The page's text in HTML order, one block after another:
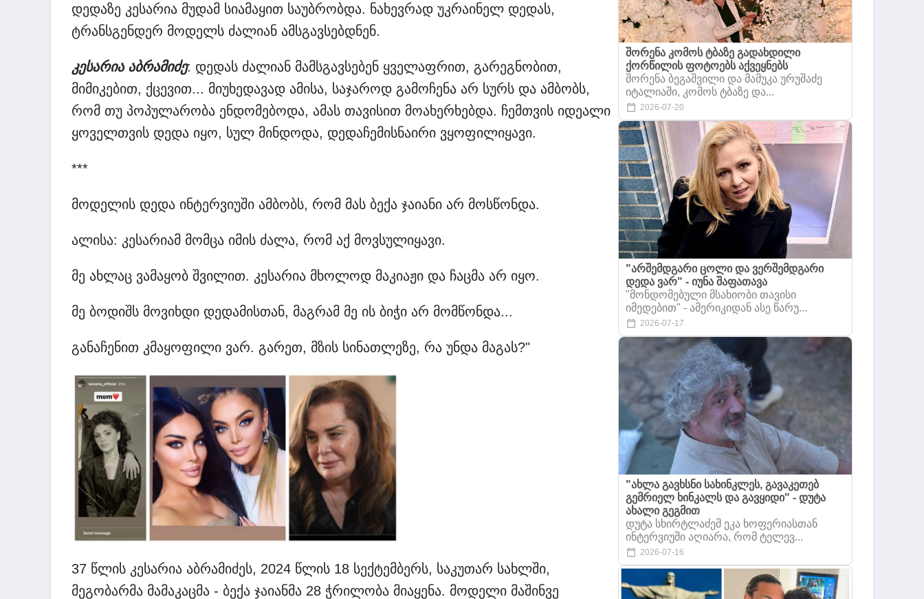
დედაზე კესარია მუდამ სიამაყით საუბრობდა. ნახევრად უკრაინელ დედას,
ტრანსგენდერ მოდელს ძალიან ამსგავსებდნენ.
კესარია აბრამიძე: დედას ძალიან მამსგავსებენ ყველაფრით, გარეგნობით,
მიმიკებით, ქცევით... მიუხედავად ამისა, საჯაროდ გამოჩენა არ სურს და ამბობს,
რომ თუ პოპულარობა ენდომებოდა, ამას თავისით მოახერხებდა. ჩემთვის იდეალი
ყოველთვის დედა იყო, სულ მინდოდა, დედაჩემისნაირი ვყოფილიყავი.
***
მოდელის დედა ინტერვიუში ამბობს, რომ მას ბექა ჯაიანი არ მოსწონდა.
ალისა: კესარიამ მომცა იმის ძალა, რომ აქ მოვსულიყავი.
მე ახლაც ვამაყობ შვილით. კესარია მხოლოდ მაკიაჟი და ჩაცმა არ იყო.
მე ბოდიშს მოვიხდი დედამისთან, მაგრამ მე ის ბიჭი არ მომწონდა...
განაჩენით კმაყოფილი ვარ. გარეთ, მზის სინათლეზე, რა უნდა მაგას?"
37 წლის კესარია აბრამიძეს, 2024 წლის 18 სექტემბერს, საკუთარ სახლში,
მეგობარმა მამაკაცმა - ბექა ჯაიანმა 28 ჭრილობა მიაყენა. მოდელი მაშინვე
შორენა კომოს ტბაზე გადახდილი
ქორწილის ფოტოებს აქვეყნებს
შორენა ბეგაშვილი და მამუკა ურუშაძე
იტალიაში, კომოს ტბაზე და...
2026-07-20
"არშემდგარი ცოლი და ვერშემდგარი
დედა ვარ" - იუნა შაფათავა
"მონდომებული მსახიობი თავისი
იმედებით" - ამერიკიდან ასე წარუ...
2026-07-17
"ახლა გავხსნი სახინკლეს, გავაკეთებ
გემრიელ ხინკალს და გავყიდი" - დუტა
ახალი გეგმით
დუტა სხირტლაძემ ეკა ხოფერიასთან
ინტერვიუში აღიარა, რომ ტელევ...
2026-07-16